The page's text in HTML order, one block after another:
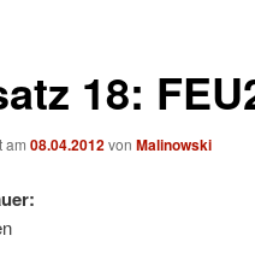
18:
am 08.04.2012von Malinowski